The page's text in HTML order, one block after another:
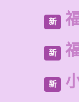
新
新
新